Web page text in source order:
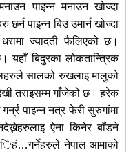
पाइन्न मनाउन खोज्दा
पाइन्न बिउ उमार्न खोज्दा
ज्यादती फैलिएको छ।
यहाँ बिदुरका लोकतान्त्रिक
सालको रुखलाइ मालुको
तराइसम्म गाँजेको छ। हरेक
पाइन्न नत्र फेरी सुरुगांमा
ऐना किनेर बाँडने
नेपाल आमाको